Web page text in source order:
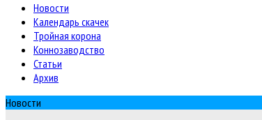
Новости
Календарь скачек
Тройная корона
Коннозаводство
Статьи
Архив
Новости